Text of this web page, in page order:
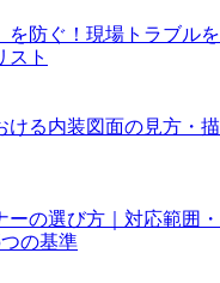
を防ぐ！現場トラブルを
スト
ける内装図面の見方・描
の選び方｜対応範囲・
の基準